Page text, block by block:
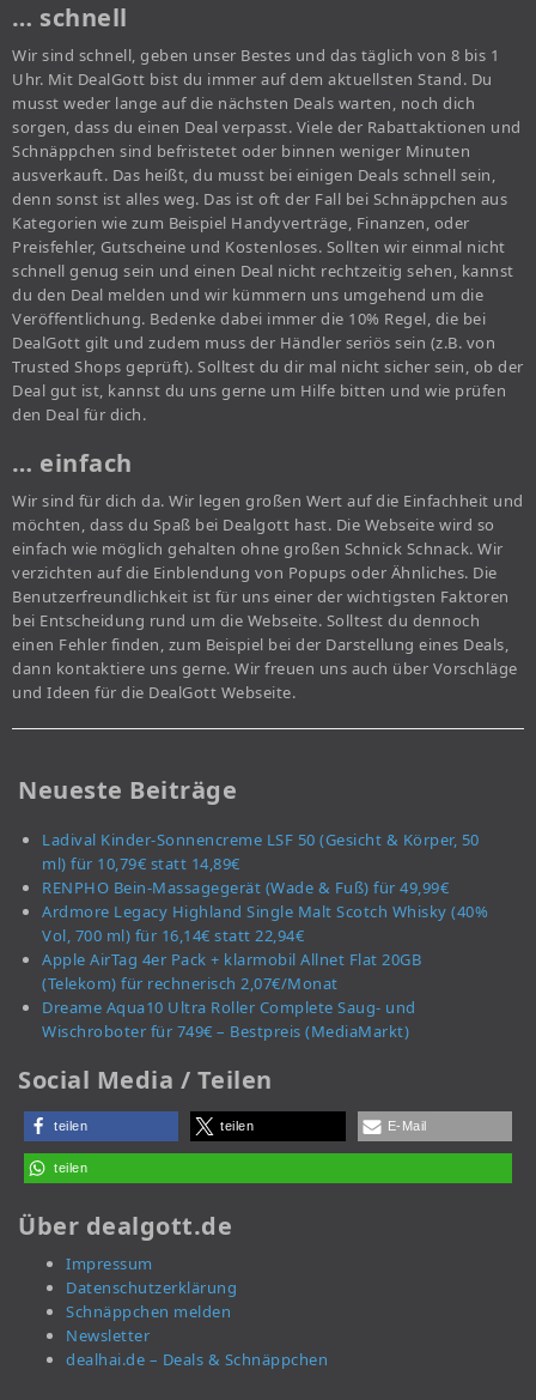
… schnell
Wir sind schnell, geben unser Bestes und das täglich von 8 bis 1
Uhr. Mit DealGott bist du immer auf dem aktuellsten Stand. Du
musst weder lange auf die nächsten Deals warten, noch dich
sorgen, dass du einen Deal verpasst. Viele der Rabattaktionen und
Schnäppchen sind befristetet oder binnen weniger Minuten
ausverkauft. Das heißt, du musst bei einigen Deals schnell sein,
denn sonst ist alles weg. Das ist oft der Fall bei Schnäppchen aus
Kategorien wie zum Beispiel Handyverträge, Finanzen, oder
Preisfehler, Gutscheine und Kostenloses. Sollten wir einmal nicht
schnell genug sein und einen Deal nicht rechtzeitig sehen, kannst
du den Deal melden und wir kümmern uns umgehend um die
Veröffentlichung. Bedenke dabei immer die 10% Regel, die bei
DealGott gilt und zudem muss der Händler seriös sein (z.B. von
Trusted Shops geprüft). Solltest du dir mal nicht sicher sein, ob der
Deal gut ist, kannst du uns gerne um Hilfe bitten und wie prüfen
den Deal für dich.
… einfach
Wir sind für dich da. Wir legen großen Wert auf die Einfachheit und
möchten, dass du Spaß bei Dealgott hast. Die Webseite wird so
einfach wie möglich gehalten ohne großen Schnick Schnack. Wir
verzichten auf die Einblendung von Popups oder Ähnliches. Die
Benutzerfreundlichkeit ist für uns einer der wichtigsten Faktoren
bei Entscheidung rund um die Webseite. Solltest du dennoch
einen Fehler finden, zum Beispiel bei der Darstellung eines Deals,
dann kontaktiere uns gerne. Wir freuen uns auch über Vorschläge
und Ideen für die DealGott Webseite.
Neueste Beiträge
Ladival Kinder-Sonnencreme LSF 50 (Gesicht & Körper, 50
ml) für 10,79€ statt 14,89€
RENPHO Bein-Massagegerät (Wade & Fuß) für 49,99€
Ardmore Legacy Highland Single Malt Scotch Whisky (40%
Vol, 700 ml) für 16,14€ statt 22,94€
Apple AirTag 4er Pack + klarmobil Allnet Flat 20GB
(Telekom) für rechnerisch 2,07€/Monat
Dreame Aqua10 Ultra Roller Complete Saug- und
Wischroboter für 749€ – Bestpreis (MediaMarkt)
Social Media / Teilen
teilen teilen E-Mail
teilen
Über dealgott.de
Impressum
Datenschutzerklärung
Schnäppchen melden
Newsletter
dealhai.de – Deals & Schnäppchen